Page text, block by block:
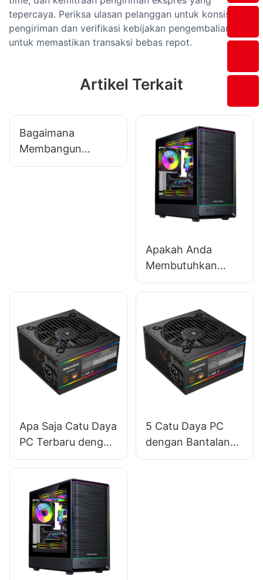
tepercaya. Periksa ulasan pelanggan untuk konsistensi
pengiriman dan verifikasi kebijakan pengembalian
untuk memastikan transaksi bebas repot.
Artikel Terkait
Bagaimana
Membangun
Hubungan Jangka
Apakah Anda
Membutuhkan
Lisensi Khusus
Casing PC?
Apa Saja Catu Daya
PC Terbaru dengan
Fitur Pemantauan
5 Catu Daya PC
dengan Bantalan
Kipas Berkualitas